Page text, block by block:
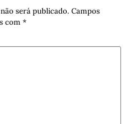
será publicado. Campos
com *